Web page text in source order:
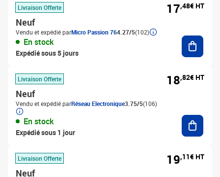
Livraison Offerte
Neuf
Vendu et expédié parMicro Passion 764.27/5(102)
En stock
Expédié sous 5 jours
17,48€ HT
Livraison Offerte
Neuf
Vendu et expédié parRéseau Electronique3.75/5(106)
En stock
Expédié sous 1 jour
18,82€ HT
Livraison Offerte
Neuf
19,11€ HT